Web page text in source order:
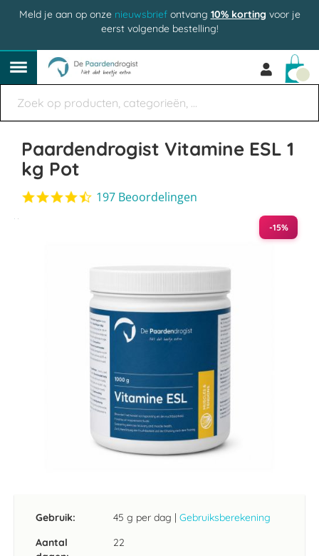
Meld je aan op onze nieuwsbriefontvang 10% korting voor je
eerst volgende bestelling!
Paardendrogist Vitamine ESL 1
kg Pot
4.4
star
197 Beoordelingen
Gebruik: 45 g per dag | Gebruiksberekening
Aantal
22
-15%
begin